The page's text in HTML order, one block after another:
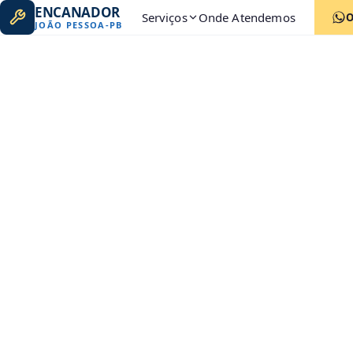
ENCANADOR
JOÃO PESSOA-PB Serviços Onde Atendemos